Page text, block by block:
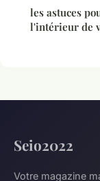
les astuces
l'intérieur de
Seio2022
Votre magazine